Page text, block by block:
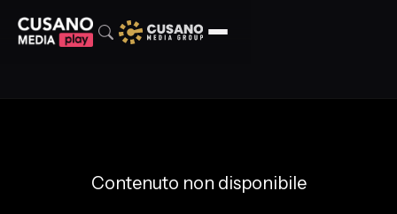
Contenuto non disponibile